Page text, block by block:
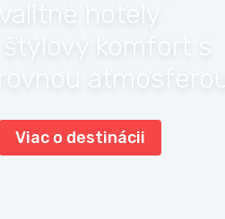
hotely
komfort s
Viac o destinácii